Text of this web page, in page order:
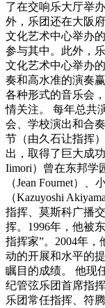
了在交响乐大厅举
外，乐团还在大阪
文化艺术中心举办
参与其中。此外，
文化艺术中心举办
奏和高水准的演奏
各种形式的音乐会
情关注。 每年总共
会、学校演出和合
节（由久石让指挥
出，取得了巨大成
Iimori）曾在东邦学
（Jean Fournet）
（Kazuyoshi
指挥、莫斯科广播
挥。1996年，他被
指挥家”。2004年
动的开展和水平的
瞩目的成绩。 他现
纪管弦乐团首席指
乐团常任指挥、符